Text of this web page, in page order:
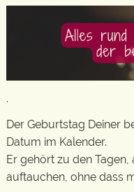
.
Der Geburtstag Deiner
Datum im Kalender.
Er gehört zu den
auftauchen, ohne dass